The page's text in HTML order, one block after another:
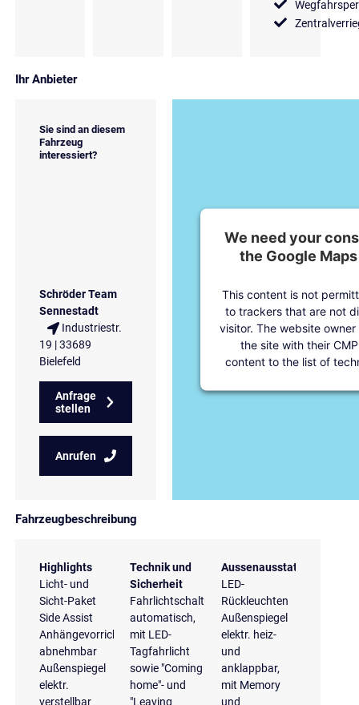
Ihr Anbieter
Sie sind an diesem
Fahrzeug
interessiert?
Schröder Team
Sennestadt
Industriestr.
19 | 33689
Bielefeld
Anfrage
stellen
Anrufen
We need your
the Google
This content is not
to trackers that are not
visitor. The website
the site with their
content to the list of
Fahrzeugbeschreibung
Highlights
Licht- und
Sicht-Paket
Side Assist
Anhängevorrichtung
abnehmbar
Außenspiegel
elektr.
verstellbar
Technik und
Sicherheit
Fahrlichtschaltung
automatisch,
mit LED-
Tagfahrlicht
sowie "Coming
home"- und
"Leaving
Aussenausstattung
LED-
Rückleuchten
Außenspiegel
elektr. heiz-
und
anklappbar,
mit Memory
und